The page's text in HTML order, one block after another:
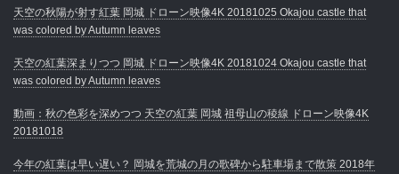
天空の秋陽が射す紅葉 岡城 ドローン映像4K 20181025 Okajou castle that
was colored by Autumn leaves
天空の紅葉深まりつつ 岡城 ドローン映像4K 20181024 Okajou castle that
was colored by Autumn leaves
動画：秋の色彩を深めつつ 天空の紅葉 岡城 祖母山の稜線 ドローン映像4K
20181018
今年の紅葉は早い遅い？ 岡城を荒城の月の歌碑から駐車場まで散策 2018年